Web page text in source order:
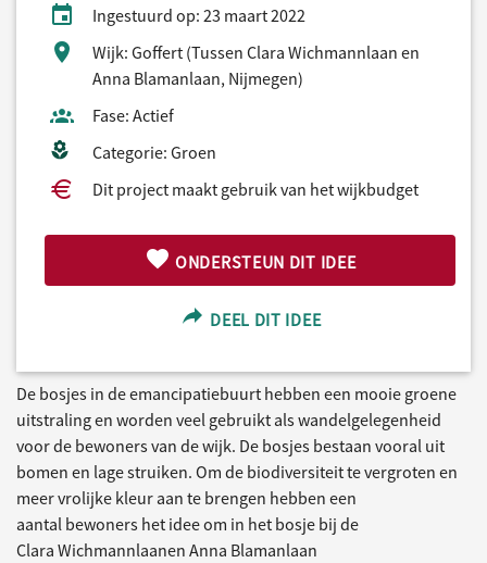
Ingestuurd op: 23 maart 2022
Wijk: Goffert (Tussen Clara Wichmannlaan en
Anna Blamanlaan, Nijmegen)
Fase: Actief
Categorie: Groen
Dit project maakt gebruik van het wijkbudget
ONDERSTEUN DIT IDEE
DEEL DIT IDEE
De bosjes in de emancipatiebuurt hebben een mooie groene
uitstraling en worden veel gebruikt als wandelgelegenheid
voor de bewoners van de wijk. De bosjes bestaan vooral uit
bomen en lage struiken. Om de biodiversiteit te vergroten en
meer vrolijke kleur aan te brengen hebben een
aantal bewoners het idee om in het bosje bij de
Clara Wichmannlaanen Anna Blamanlaan